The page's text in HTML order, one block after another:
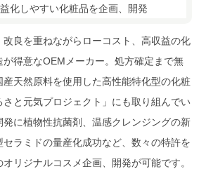
ージ通りのオリジナルコスメ開
メーカー
にあった化粧品OEMメーカーを
ら、「OEMプロ」にお任せ
化しやすい化粧品を企画、開発
良を重ねながらローコスト、高収益の化
得意なOEMメーカー。処方確定まで無
天然原料を使用した高性能特化型の化粧
と元気プロジェクト」にも取り組んでい
発に植物性抗菌剤、温感クレンジングの新
ラミドの量産化成功など、数々の特許を
リジナルコスメ企画、開発が可能です。